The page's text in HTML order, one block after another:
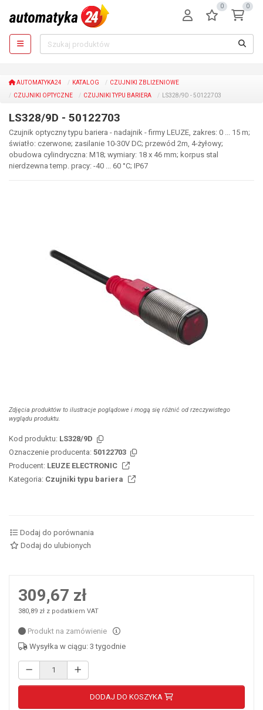
0 0
AUTOMATYKA24 KATALOG
CZUJNIKI ZBLIŻENIOWE
CZUJNIKI OPTYCZNE
CZUJNIKI TYPU BARIERA LS328/9D - 50122703
LS328/9D - 50122703
Czujnik optyczny typu bariera - nadajnik - firmy LEUZE, zakres: 0 ... 15 m;
światło: czerwone; zasilanie 10-30V DC; przewód 2m, 4-żyłowy;
obudowa cylindryczna: M18; wymiary: 18 x 46 mm; korpus stal
nierdzewna temp. pracy: -40 ... 60 °C; IP67
Zdjęcia produktów to ilustracje poglądowe i mogą się różnić od rzeczywistego
wyglądu produktu.
Kod produktu: LS328/9D
Oznaczenie producenta: 50122703
Producent: LEUZE ELECTRONIC
Kategoria: Czujniki typu bariera
Dodaj do porównania
Dodaj do ulubionych
309,67 zł
380,89 zł z podatkiem VAT
Produkt na zamówienie
Wysyłka w ciągu: 3 tygodnie
DODAJ DO KOSZYKA